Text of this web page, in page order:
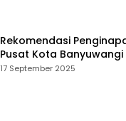
Rekomendasi
Pusat Kota Banyuwangi
17 September 2025